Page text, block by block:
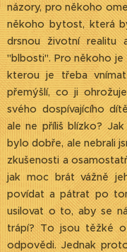
názory, pro někoho
někoho bytost, která
drsnou životní realitu
"blbosti". Pro někoho
kterou je třeba
přemýšlí, co ji
svého dospívajícího
ale ne příliš blízko?
bylo dobře, ale nebrali
zkušenosti a
jak moc brát vážně
povídat a pátrat po
usilovat o to, aby se
trápí? To jsou těžké
odpovědi. Jednak